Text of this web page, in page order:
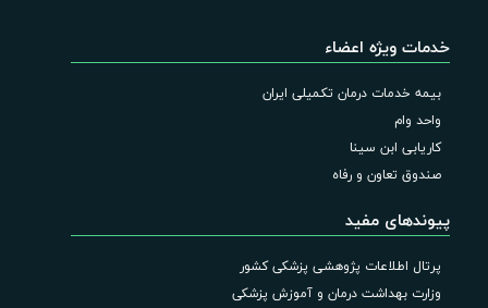
خدمات ویژه اعضاء
بیمه خدمات درمان تکمیلی ایران
واحد وام
کاریابی ابن سینا
صندوق تعاون و رفاه
پیوندهای مفید
پرتال اطلاعات پژوهشی پزشکی کشور
وزارت بهداشت درمان و آموزش پزشکی